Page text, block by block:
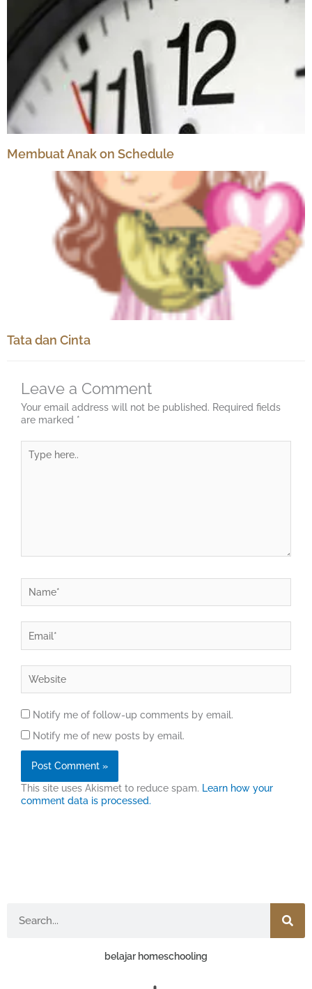
Membuat Anak on Schedule
Tata dan Cinta
Leave a Comment
Your email address will not be published. Required fields
are marked *
here..
Notify me of follow-up comments by email.
Notify me of new posts by email.
This site uses Akismet to reduce spam. Learn how your
comment data is processed.
belajar homeschooling